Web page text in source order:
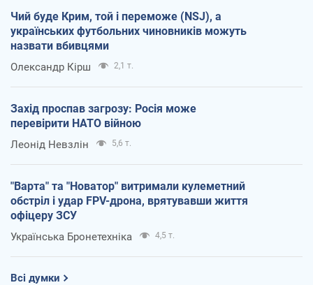
Чий буде Крим, той і переможе (NSJ), а
українських футбольних чиновників можуть
назвати вбивцями
Олександр Кірш 2,1 т.
Захід проспав загрозу: Росія може
перевірити НАТО війною
Леонід Невзлін 5,6 т.
"Варта" та "Новатор" витримали кулеметний
обстріл і удар FPV-дрона, врятувавши життя
офіцеру ЗСУ
Українська Бронетехніка 4,5 т.
Всі думки